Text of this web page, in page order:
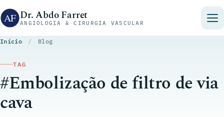
Pular para o conteúdo
Dr. Abdo Farret
ANGIOLOGIA & CIRURGIA VASCULAR
Início / Blog
TAG
#Embolização de filtro de via
cava